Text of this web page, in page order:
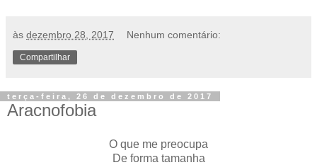
às dezembro 28, 2017 Nenhum comentário:
Compartilhar
terça-feira, 26 de dezembro de 2017
Aracnofobia
O que me preocupa
De forma tamanha